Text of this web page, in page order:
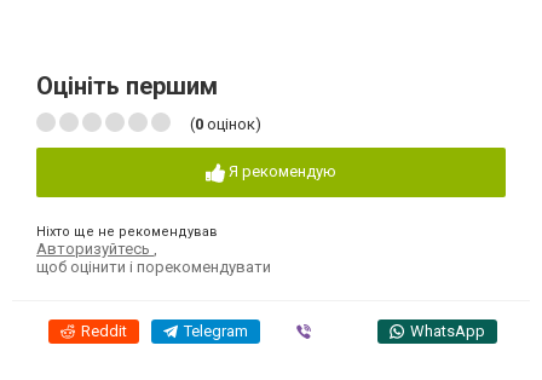
Оцініть першим
(0 оцінок)
Я рекомендую
Ніхто ще не рекомендував
Авторизуйтесь
щоб оцінити і порекомендувати
Reddit Telegram WhatsApp